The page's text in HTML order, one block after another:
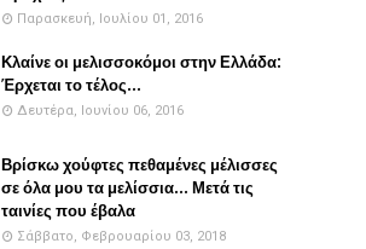
Παρασκευή, Ιουλίου 01, 2016
Κλαίνε οι μελισσοκόμοι στην Ελλάδα:
Έρχεται το τέλος...
Δευτέρα, Ιουνίου 06, 2016
Βρίσκω χούφτες πεθαμένες μέλισσες
σε όλα μου τα μελίσσια... Μετά τις
ταινίες που έβαλα
Σάββατο, Φεβρουαρίου 03, 2018